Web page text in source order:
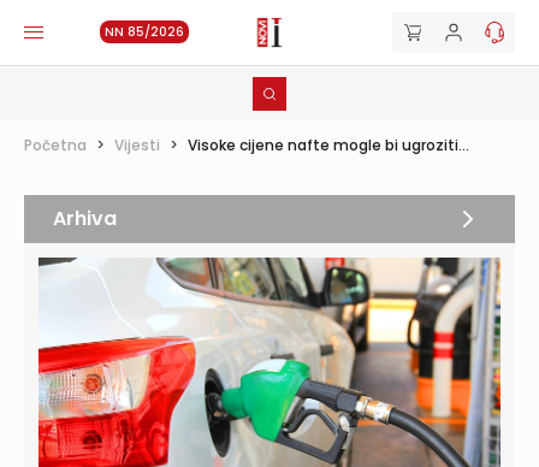
NN 85/2026
Početna > Vijesti > Visoke cijene nafte mogle bi ugroziti...
Arhiva